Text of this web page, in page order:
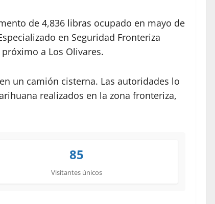
de 4,836 libras ocupado en mayo de
en Seguridad Fronteriza
a Los Olivares.
un camión cisterna. Las autoridades lo
realizados en la zona fronteriza,
85
Visitantes únicos